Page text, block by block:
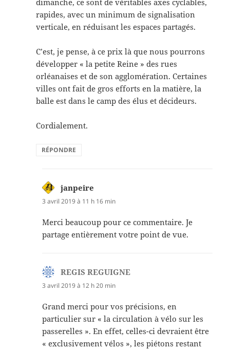
rapides, avec un minimum de signalisation
verticale, en réduisant les espaces partagés.
C’est, je pense, à ce prix là que nous pourrons
développer « la petite Reine » des rues
orléanaises et de son agglomération. Certaines
villes ont fait de gros efforts en la matière, la
balle est dans le camp des élus et décideurs.
Cordialement.
RÉPONDRE
janpeire
3 avril 2019 à 11 h 16 min
Merci beaucoup pour ce commentaire. Je
partage entièrement votre point de vue.
REGIS REGUIGNE
3 avril 2019 à 12 h 20 min
Grand merci pour vos précisions, en
particulier sur « la circulation à vélo sur les
passerelles ». En effet, celles-ci devraient être
« exclusivement vélos », les piétons restant